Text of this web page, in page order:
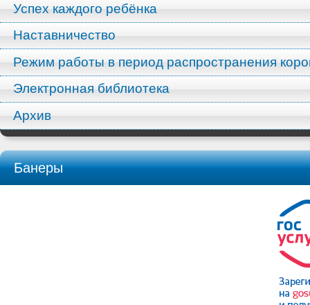
Успех каждого ребёнка
Наставничество
Режим работы в период распространения
Электронная библиотека
Архив
Банеры